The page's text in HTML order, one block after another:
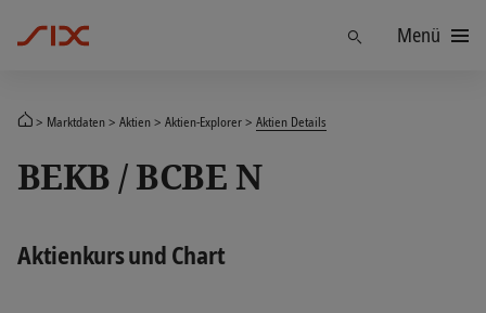
FindenMenü
Marktdaten Aktien Aktien-Explorer Aktien Details
BEKB / BCBE N
Aktienkurs und Chart